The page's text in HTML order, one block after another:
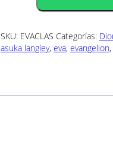
SKU: EVACLAS Categorías:
asuka langley, eva, evangelion,